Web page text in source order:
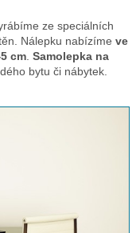
ze speciálních
Nálepku nabízíme ve
cm Samolepka na
bytu či nábytek.